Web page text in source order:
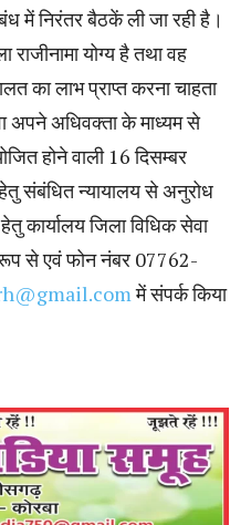
में निरंतर बैठकें ली जा रही है।
योग्य है तथा वह
का लाभ प्राप्त करना चाहता
अपने अधिवक्ता के माध्यम से
होने वाली 16 दिसम्बर
संबंधित न्यायालय से अनुरोध
कार्यालय जिला विधिक सेवा
रूप से एवं फोन नंबर 07762-
में संपर्क किया